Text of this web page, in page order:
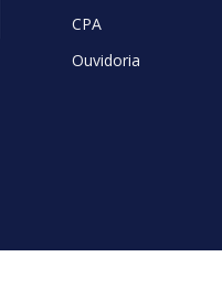
CPA
Ouvidoria